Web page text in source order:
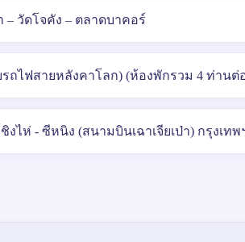
– วัดโจคัง – ตลาดบาคอร์
ถไฟสายหลังคาโลก) (ห้องพักรวม 4 ท่านต่
ห่ - ซีหนิง (สนามบินเฉาเจียเป่า) กรุงเทพ